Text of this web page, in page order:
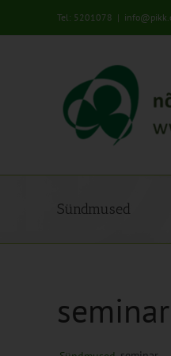
Tel: 5201078 |
Sündmused
seminar